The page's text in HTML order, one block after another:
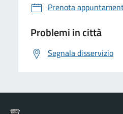
Prenota
Problemi in città
Segnala disservizio